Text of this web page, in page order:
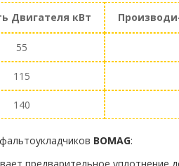
Двигателя кВт
55
115
140
BOMAG: